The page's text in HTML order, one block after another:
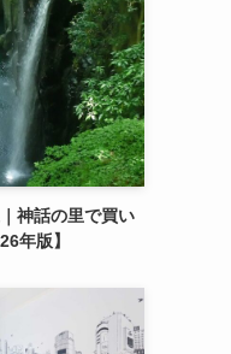
神話の里で買い
年版】